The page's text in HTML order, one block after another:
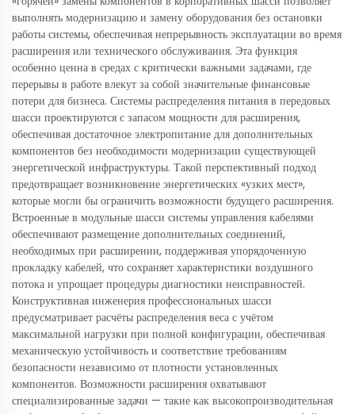
выполнять модернизацию и замену оборудования без остановки
работы системы, обеспечивая непрерывность эксплуатации во время
расширения или технического обслуживания. Эта функция
особенно ценна в средах с критически важными задачами, где
перерывы в работе влекут за собой значительные финансовые
потери для бизнеса. Системы распределения питания в передовых
шасси проектируются с запасом мощности для расширения,
обеспечивая достаточное электропитание для дополнительных
компонентов без необходимости модернизации существующей
энергетической инфраструктуры. Такой перспективный подход
предотвращает возникновение энергетических «узких мест»,
которые могли бы ограничить возможности будущего расширения.
Встроенные в модульные шасси системы управления кабелями
обеспечивают размещение дополнительных соединений,
необходимых при расширении, поддерживая упорядоченную
прокладку кабелей, что сохраняет характеристики воздушного
потока и упрощает процедуры диагностики неисправностей.
Конструктивная инженерия профессиональных шасси
предусматривает расчёты распределения веса с учётом
максимальной нагрузки при полной конфигурации, обеспечивая
механическую устойчивость и соответствие требованиям
безопасности независимо от плотности установленных
компонентов. Возможности расширения охватывают
специализированные задачи — такие как высокопроизводительная